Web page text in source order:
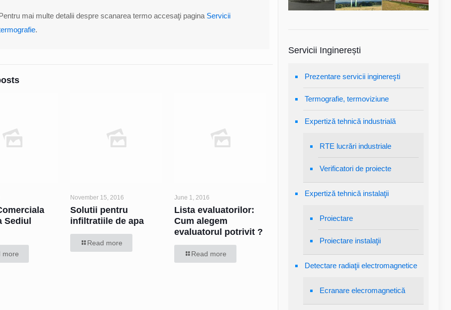
mai multe detalii despre scanarea termo accesaţi pagina Servicii
.
Sediul
more
November 15, 2016
Solutii pentru
infiltratiile de apa
Read more
June 1, 2016
Lista evaluatorilor:
Cum alegem
evaluatorul potrivit ?
Read more
Servicii Inginerești
Prezentare servicii inginereşti
Termografie, termoviziune
Expertiză tehnică industrială
RTE lucrări industriale
Verificatori de proiecte
Expertiză tehnică instalaţii
Proiectare
Proiectare instalaţii
Detectare radiaţii electromagnetice
Ecranare elecromagnetică